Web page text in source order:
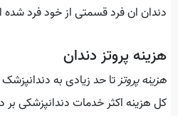
دندان ان فرد قسمتی از خود فرد
هزینه پروتز دندان
هزینه پروتزتا حد زیادی به
کل هزینه اکثر خدمات دندانپزشکی